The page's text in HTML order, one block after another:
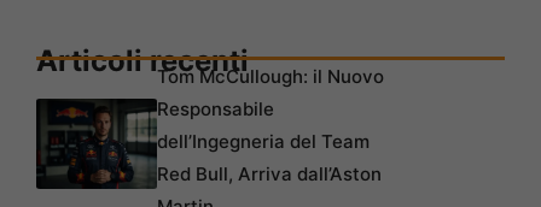
Articoli recentiTom McCullough: il Nuovo
Responsabile
dell’Ingegneria del Team
Red Bull, Arriva dall’Aston